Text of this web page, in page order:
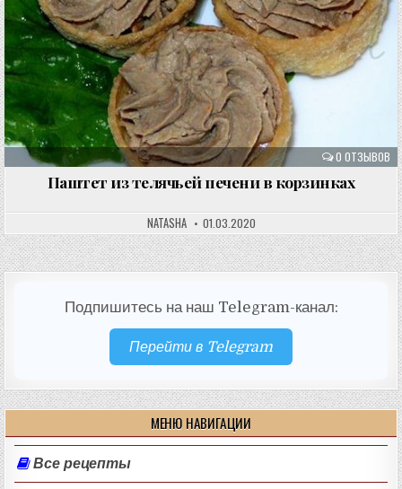
0 ОТЗЫВОВ
Паштет из телячьей печени в корзинках
NATASHA 01.03.2020
Подпишитесь на наш Telegram-канал:
Перейти в Telegram
МЕНЮ НАВИГАЦИИ
Все рецепты